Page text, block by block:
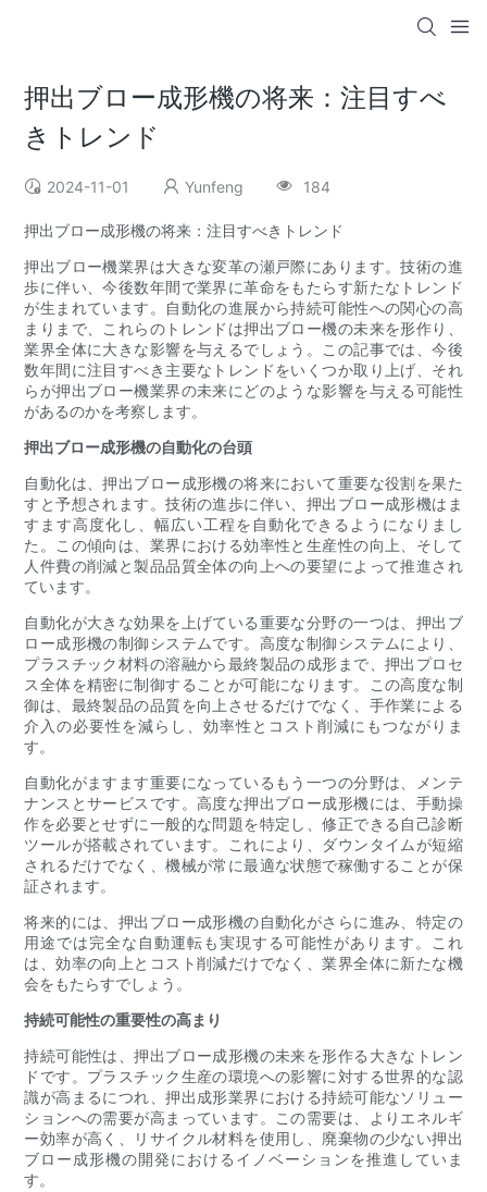
押出ブロー成形機の将来：注目すべ
きトレンド
2024-11-01 Yunfeng 184
押出ブロー成形機の将来：注目すべきトレンド
押出ブロー機業界は大きな変革の瀬戸際にあります。技術の進
歩に伴い、今後数年間で業界に革命をもたらす新たなトレンド
が生まれています。自動化の進展から持続可能性への関心の高
まりまで、これらのトレンドは押出ブロー機の未来を形作り、
業界全体に大きな影響を与えるでしょう。この記事では、今後
数年間に注目すべき主要なトレンドをいくつか取り上げ、それ
らが押出ブロー機業界の未来にどのような影響を与える可能性
があるのか​​を考察します。
押出ブロー成形機の自動化の台頭
自動化は、押出ブロー成形機の将来において重要な役割を果た
すと予想されます。技術の進歩に伴い、押出ブロー成形機はま
すます高度化し、幅広い工程を自動化できるようになりまし
た。この傾向は、業界における効率性と生産性の向上、そして
人件費の削減と製品品質全体の向上への要望によって推進され
ています。
自動化が大きな効果を上げている重要な分野の一つは、押出ブ
ロー成形機の制御システムです。高度な制御システムにより、
プラスチック材料の溶融から最終製品の成形まで、押出プロセ
ス全体を精密に制御することが可能になります。この高度な制
御は、最終製品の品質を向上させるだけでなく、手作業による
介入の必要性を減らし、効率性とコスト削減にもつながりま
す。
自動化がますます重要になっているもう一つの分野は、メンテ
ナンスとサービスです。高度な押出ブロー成形機には、手動操
作を必要とせずに一般的な問題を特定し、修正できる自己診断
ツールが搭載されています。これにより、ダウンタイムが短縮
されるだけでなく、機械が常に最適な状態で稼働することが保
証されます。
将来的には、押出ブロー成形機の自動化がさらに進み、特定の
用途では完全な自動運転も実現する可能性があります。これ
は、効率の向上とコスト削減だけでなく、業界全体に新たな機
会をもたらすでしょう。
持続可能性の重要性の高まり
持続可能性は、押出ブロー成形機の未来を形作る大きなトレン
ドです。プラスチック生産の環境への影響に対する世界的な認
識が高まるにつれ、押出成形業界における持続可能なソリュー
ションへの需要が高まっています。この需要は、よりエネルギ
ー効率が高く、リサイクル材料を使用し、廃棄物の少ない押出
ブロー成形機の開発におけるイノベーションを推進していま
す。